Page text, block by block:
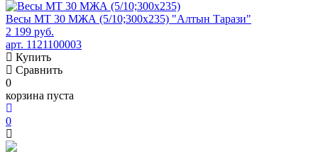
Весы МТ 30 МЖА (5/10;300x235) "Алтын Тарази"
2 199 руб.
арт. 1121100003
Купить
Сравнить
0
корзина пуста
0